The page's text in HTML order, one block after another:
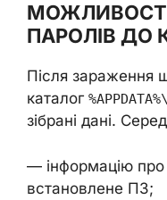
МОЖЛИВОСТІ
ПАРОЛІВ ДО
Після зараження
каталог
зібрані дані.
— інформацію про
встановлене ПЗ;